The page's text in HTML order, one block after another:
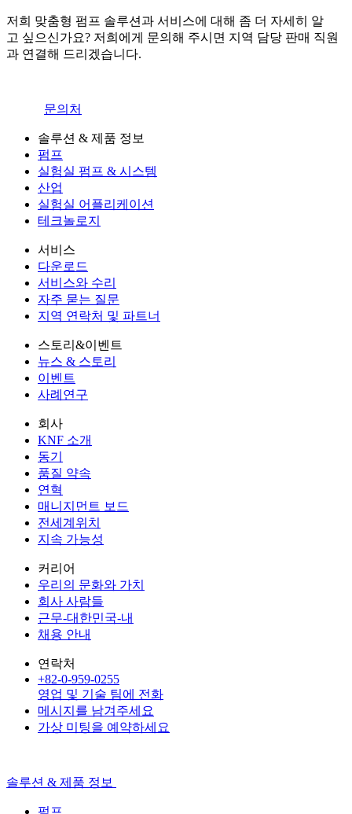
저희 맞춤형 펌프 솔루션과 서비스에 대해 좀 더 자세히 알
고 싶으신가요? 저희에게 문의해 주시면 지역 담당 판매 직원
과 연결해 드리겠습니다.
문의처
솔루션 & 제품 정보
펌프
실험실 펌프 & 시스템
산업
실험실 어플리케이션
테크놀로지
서비스
다운로드
서비스와 수리
자주 묻는 질문
지역 연락처 및 파트너
스토리&이벤트
뉴스 & 스토리
이벤트
사례연구
회사
KNF 소개
동기
품질 약속
연혁
매니지먼트 보드
전세계위치
지속 가능성
커리어
우리의 문화와 가치
회사 사람들
근무-대한민국-내
채용 안내
연락처
+82-0-959-0255
영업 및 기술 팀에 전화
메시지를 남겨주세요
가상 미팅을 예약하세요
솔루션 & 제품 정보